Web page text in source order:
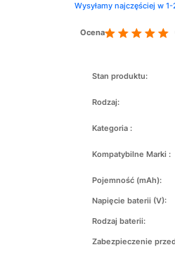
Wysyłamy najczęściej w
Ocena
Stan produktu:
Rodzaj:
Kategoria :
Kompatybilne Marki :
Pojemność (mAh):
Napięcie baterii (V):
Rodzaj baterii:
Zabezpieczenie